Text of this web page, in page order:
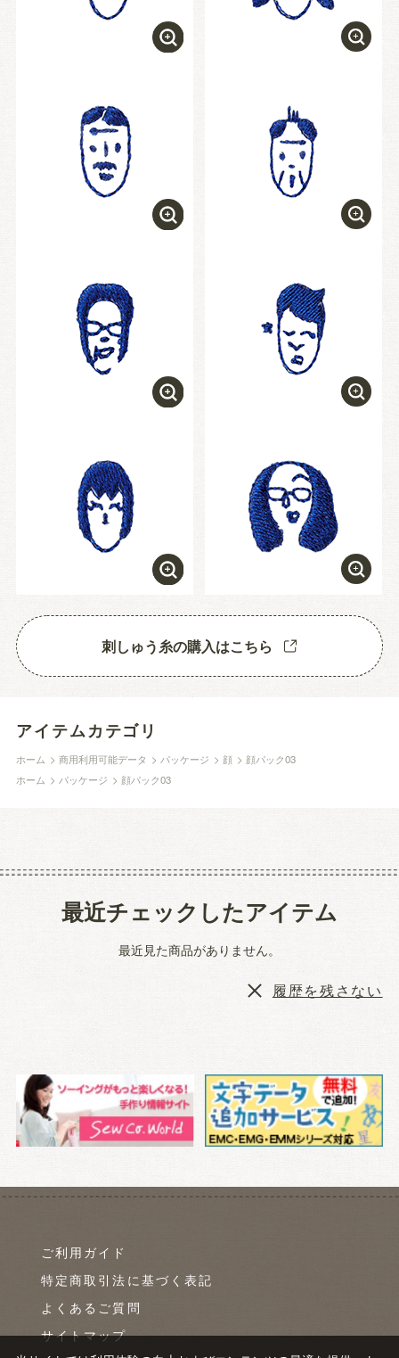
刺しゅう糸の購入はこちら
アイテムカテゴリ
ホーム >商用利用可能データ >パッケージ > 顔 > 顔パック03
ホーム > パッケージ > 顔パック03
最近チェックしたアイテム
最近見た商品がありません。
履歴を残さない
ご利用ガイド
特定商取引法に基づく表記
よくあるご質問
サイトマップ